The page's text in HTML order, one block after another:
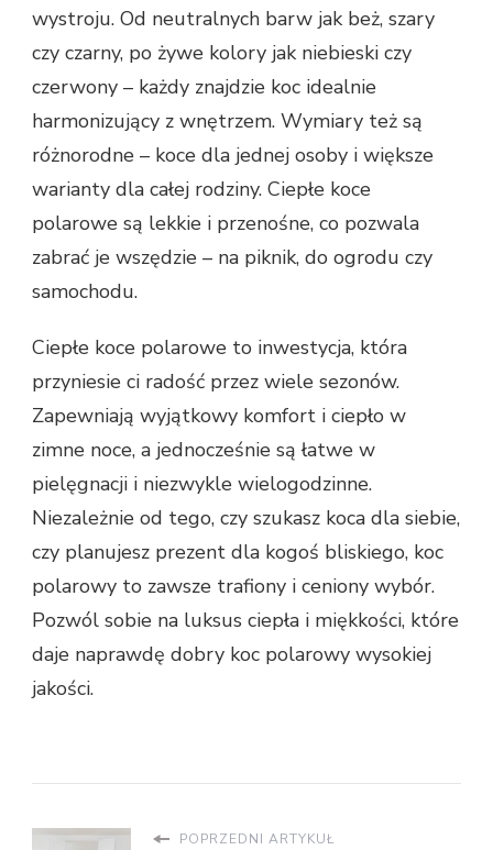
wystroju. Od neutralnych barw jak beż, szary
czy czarny, po żywe kolory jak niebieski czy
czerwony – każdy znajdzie koc idealnie
harmonizujący z wnętrzem. Wymiary też są
różnorodne – koce dla jednej osoby i większe
warianty dla całej rodziny. Ciepłe koce
polarowe są lekkie i przenośne, co pozwala
zabrać je wszędzie – na piknik, do ogrodu czy
samochodu.
Ciepłe koce polarowe to inwestycja, która
przyniesie ci radość przez wiele sezonów.
Zapewniają wyjątkowy komfort i ciepło w
zimne noce, a jednocześnie są łatwe w
pielęgnacji i niezwykle wielogodzinne.
Niezależnie od tego, czy szukasz koca dla siebie,
czy planujesz prezent dla kogoś bliskiego, koc
polarowy to zawsze trafiony i ceniony wybór.
Pozwól sobie na luksus ciepła i miękkości, które
daje naprawdę dobry koc polarowy wysokiej
jakości.
POPRZEDNI ARTYKUŁ